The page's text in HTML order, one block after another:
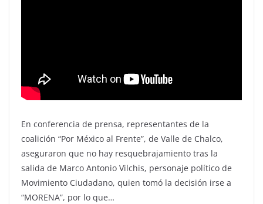
En conferencia de prensa, representantes de la
coalición “Por México al Frente”, de Valle de Chalco,
aseguraron que no hay resquebrajamiento tras la
salida de Marco Antonio Vilchis, personaje político de
Movimiento Ciudadano, quien tomó la decisión irse a
“MORENA”, por lo que…